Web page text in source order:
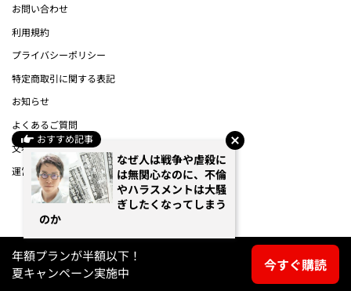
おすすめ記事
なぜ人は戦争や虐殺に
は無関心なのに、不倫
やハラスメントは大騒
ぎしたくなってしまう
のか
お問い合わせ
利用規約
プライバシーポリシー
特定商取引に関する表記
お知らせ
よくあるご質問
文春オンライン
運営会社
(c) Bungeishunju Ltd.
年額プランが半額以下！
夏キャンペーン実施中
今すぐ購読